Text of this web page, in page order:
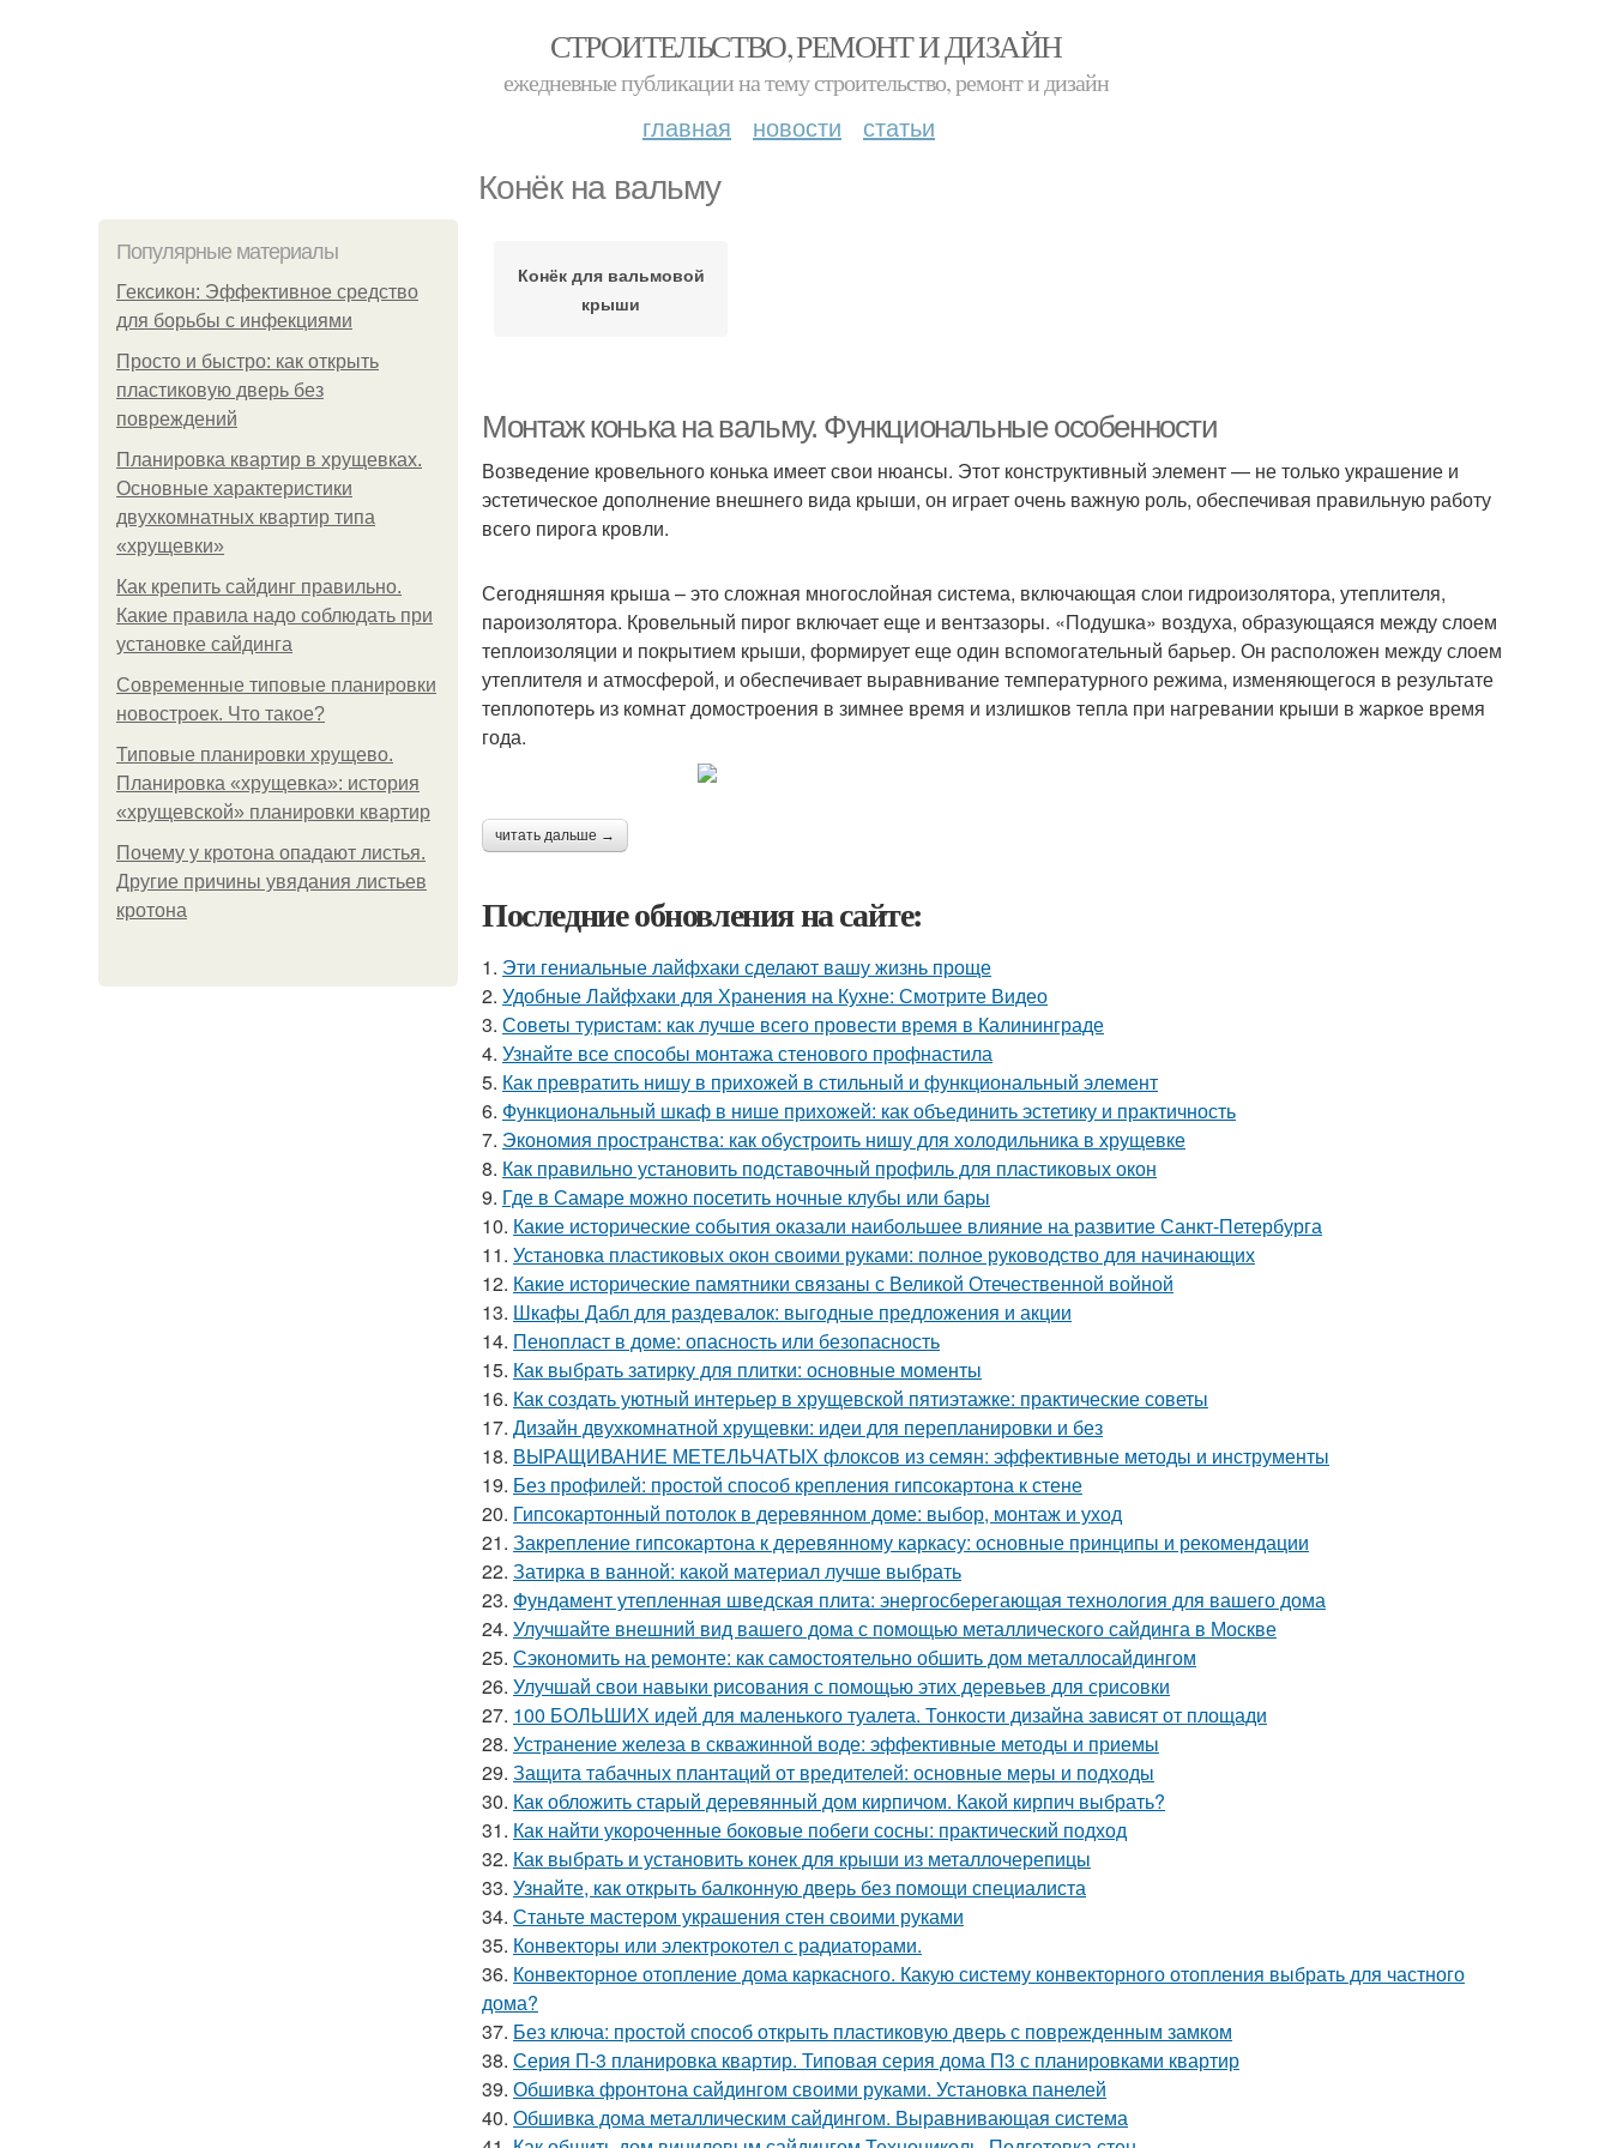
СТРОИТЕЛЬСТВО, РЕМОНТ И ДИЗАЙН
ежедневные публикации на тему строительство, ремонт и дизайн
главная новости статьи
Конёк на вальму
Популярные материалы
Гексикон: Эффективное средство
для борьбы с инфекциями
Просто и быстро: как открыть
пластиковую дверь без
повреждений
Планировка квартир в хрущевках.
Основные характеристики
двухкомнатных квартир типа
«хрущевки»
Как крепить сайдинг правильно.
Какие правила надо соблюдать при
установке сайдинга
Современные типовые планировки
новостроек. Что такое?
Типовые планировки хрущево.
Планировка «хрущевка»: история
«хрущевской» планировки квартир
Почему у кротона опадают листья.
Другие причины увядания листьев
кротона
Конёк для вальмовой
крыши
Монтаж конька на вальму. Функциональные особенности
Возведение кровельного конька имеет свои нюансы. Этот конструктивный элемент — не только украшение и
эстетическое дополнение внешнего вида крыши, он играет очень важную роль, обеспечивая правильную работу
всего пирога кровли.
Сегодняшняя крыша – это сложная многослойная система, включающая слои гидроизолятора, утеплителя,
пароизолятора. Кровельный пирог включает еще и вентзазоры. «Подушка» воздуха, образующаяся между слоем
теплоизоляции и покрытием крыши, формирует еще один вспомогательный барьер. Он расположен между слоем
утеплителя и атмосферой, и обеспечивает выравнивание температурного режима, изменяющегося в результате
теплопотерь из комнат домостроения в зимнее время и излишков тепла при нагревании крыши в жаркое время
года.
читать дальше →
Последние обновления на сайте:
1. Эти гениальные лайфхаки сделают вашу жизнь проще
2. Удобные Лайфхаки для Хранения на Кухне: Смотрите Видео
3. Советы туристам: как лучше всего провести время в Калининграде
4. Узнайте все способы монтажа стенового профнастила
5. Как превратить нишу в прихожей в стильный и функциональный элемент
6. Функциональный шкаф в нише прихожей: как объединить эстетику и практичность
7. Экономия пространства: как обустроить нишу для холодильника в хрущевке
8. Как правильно установить подставочный профиль для пластиковых окон
9. Где в Самаре можно посетить ночные клубы или бары
10. Какие исторические события оказали наибольшее влияние на развитие Санкт-Петербурга
11. Установка пластиковых окон своими руками: полное руководство для начинающих
12. Какие исторические памятники связаны с Великой Отечественной войной
13. Шкафы Дабл для раздевалок: выгодные предложения и акции
14. Пенопласт в доме: опасность или безопасность
15. Как выбрать затирку для плитки: основные моменты
16. Как создать уютный интерьер в хрущевской пятиэтажке: практические советы
17. Дизайн двухкомнатной хрущевки: идеи для перепланировки и без
18. ВЫРАЩИВАНИЕ МЕТЕЛЬЧАТЫХ флоксов из семян: эффективные методы и инструменты
19. Без профилей: простой способ крепления гипсокартона к стене
20. Гипсокартонный потолок в деревянном доме: выбор, монтаж и уход
21. Закрепление гипсокартона к деревянному каркасу: основные принципы и рекомендации
22. Затирка в ванной: какой материал лучше выбрать
23. Фундамент утепленная шведская плита: энергосберегающая технология для вашего дома
24. Улучшайте внешний вид вашего дома с помощью металлического сайдинга в Москве
25. Сэкономить на ремонте: как самостоятельно обшить дом металлосайдингом
26. Улучшай свои навыки рисования с помощью этих деревьев для срисовки
27. 100 БОЛЬШИХ идей для маленького туалета. Тонкости дизайна зависят от площади
28. Устранение железа в скважинной воде: эффективные методы и приемы
29. Защита табачных плантаций от вредителей: основные меры и подходы
30. Как обложить старый деревянный дом кирпичом. Какой кирпич выбрать?
31. Как найти укороченные боковые побеги сосны: практический подход
32. Как выбрать и установить конек для крыши из металлочерепицы
33. Узнайте, как открыть балконную дверь без помощи специалиста
34. Станьте мастером украшения стен своими руками
35. Конвекторы или электрокотел с радиаторами.
36. Конвекторное отопление дома каркасного. Какую систему конвекторного отопления выбрать для частного
дома?
37. Без ключа: простой способ открыть пластиковую дверь с поврежденным замком
38. Серия П-3 планировка квартир. Типовая серия дома П3 с планировками квартир
39. Обшивка фронтона сайдингом своими руками. Установка панелей
40. Обшивка дома металлическим сайдингом. Выравнивающая система